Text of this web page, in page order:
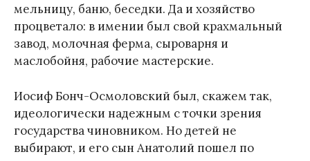
мельницу, баню, беседки. Да и хозяйство
процветало: в имении был свой крахмальный
завод, молочная ферма, сыроварня и
маслобойня, рабочие мастерские.
Иосиф Бонч-Осмоловский был, скажем так,
идеологически надежным с точки зрения
государства чиновником. Но детей не
выбирают, и его сын Анатолий пошел по